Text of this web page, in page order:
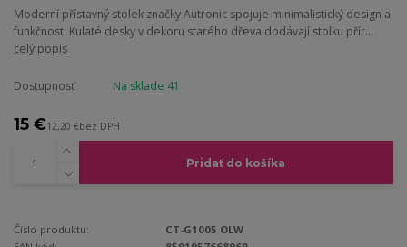
Moderní přístavný stolek značky Autronic spojuje minimalistický design a
funkčnost. Kulaté desky v dekoru starého dřeva dodávají stolku přír...
celý popis
Dostupnosť Na sklade 41
15 €12,20 €bez DPH
Pridať do košíka
Číslo produktu:
CT-G1005 OLW